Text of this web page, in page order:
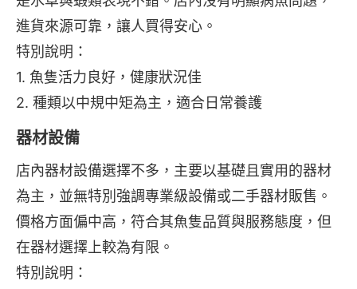
進貨來源可靠，讓人買得安心。
特別說明：
1. 魚隻活力良好，健康狀況佳
2. 種類以中規中矩為主，適合日常養護
器材設備
店內器材設備選擇不多，主要以基礎且實用的器材
為主，並無特別強調專業級設備或二手器材販售。
價格方面偏中高，符合其魚隻品質與服務態度，但
在器材選擇上較為有限。
特別說明：